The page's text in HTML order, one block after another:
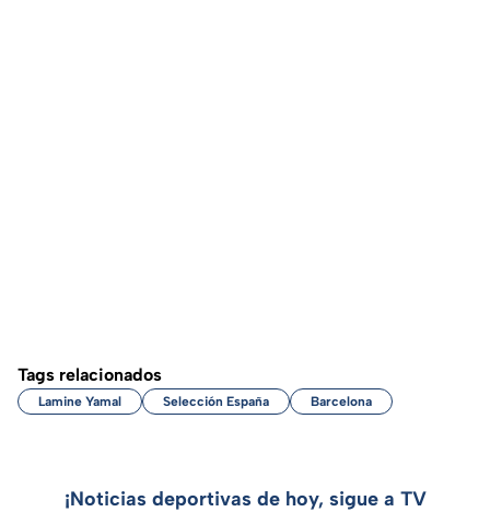
Tags relacionados
Lamine Yamal Selección España Barcelona
¡Noticias deportivas de hoy, sigue a TV